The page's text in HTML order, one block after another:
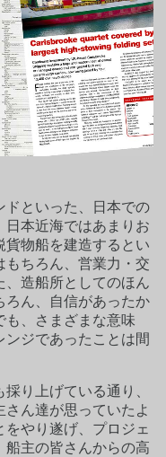
ドといった、日本での
日本近海ではあまりお
貨物船を建造するとい
もちろん、営業力・交
、造船所としてのほん
ろん、自信があったか
も、さまざまな意味
ジであったことは間
り上げている通り、
ん達が思っていたよ
やり遂げ、プロジェ
船主の皆さんからの高